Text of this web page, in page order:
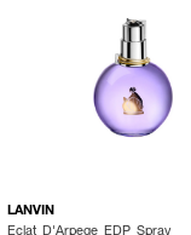
LANVIN
Eclat D'Arpege EDP Spray